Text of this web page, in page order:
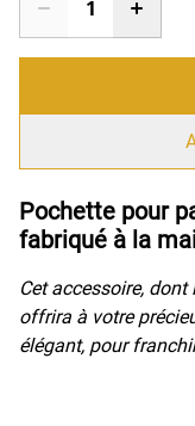
Pochette pour
fabriqué à la
Cet accessoire,
offrira à votre
élégant, pour